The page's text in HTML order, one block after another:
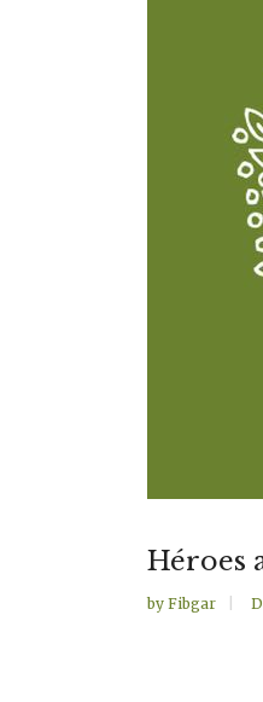
Héroes
by Fibgar